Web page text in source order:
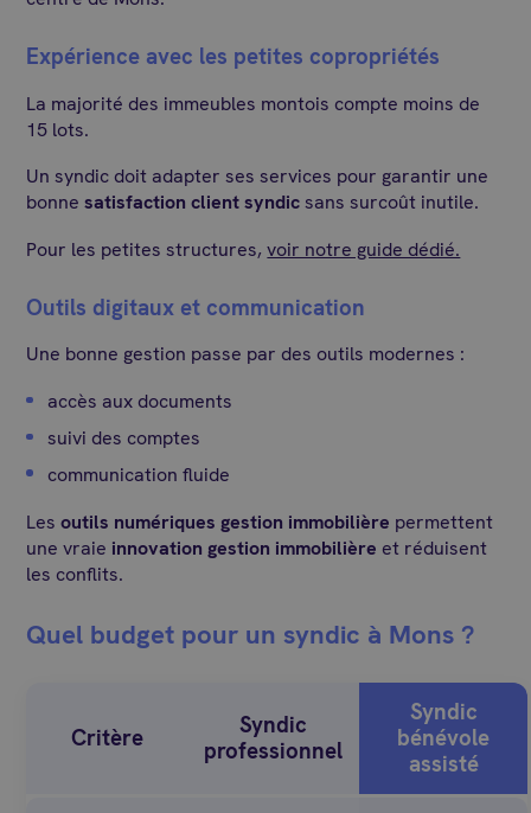
Expérience avec les petites copropriétés
La majorité des immeubles montois compte moins de
15 lots.
Un syndic doit adapter ses services pour garantir une
bonnesatisfaction client syndicsans surcoût inutile.
Pour les petites structures,voir notre guide dédié.
Outils digitaux et communication
Une bonne gestion passe par des outils modernes :
accès aux documents
suivi des comptes
communication fluide
Lesoutils numériques gestion immobilière permettent
une vraie innovation gestion immobilière et réduisent
les conflits.
Quel budget pour un syndic à Mons ?
Critère
Syndic
professionnel
Syndic
bénévole
assisté